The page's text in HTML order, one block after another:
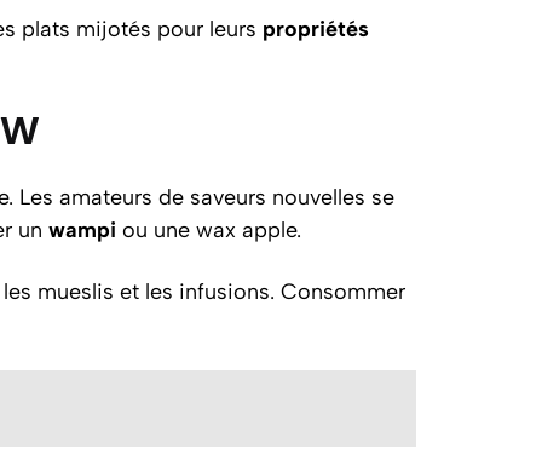
plats mijotés pour leurs propriétés
Les amateurs de saveurs nouvelles se
un wampi ou une wax apple.
mueslis et les infusions. Consommer